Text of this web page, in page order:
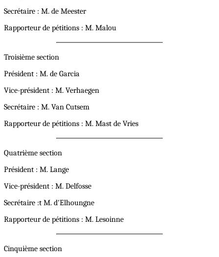
Secrétaire : M. de Meester
Rapporteur de pétitions : M. Malou
Troisième section
Président : M. de Garcia
Vice-président : M. Verhaegen
Secrétaire : M. Van Cutsem
Rapporteur de pétitions : M. Mast de Vries
Quatrième section
Président : M. Lange
Vice-président : M. Delfosse
Secrétaire :t M. d'Elhoungne
Rapporteur de pétitions : M. Lesoinne
Cinquième section